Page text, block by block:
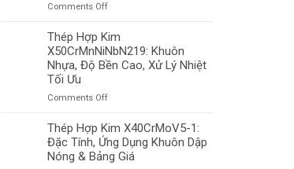
Comments Offon
Hợp
Kim
X8Ni9:
Đặc
LNG,
Tiêu
Chuẩn
Và
Thép Hợp Kim
X50CrMnNiNbN219: Khuôn
Nhựa, Độ Bền Cao, Xử Lý Nhiệt
Tối Ưu
Comments Offon
Hợp
Kim
X50CrMnNiNbN219:
Khuôn
Thép Hợp Kim X40CrMoV5-1:
Đặc Tính, Ứng Dụng Khuôn Dập
Nóng & Bảng Giá